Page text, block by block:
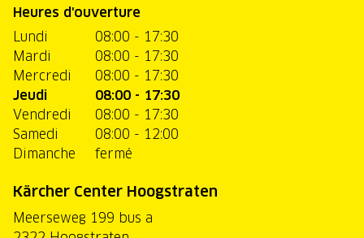
Heures d'ouverture
Lundi
08:00 - 17:30
Mardi
08:00 - 17:30
Mercredi
08:00 - 17:30
Jeudi
08:00 - 17:30
Vendredi
08:00 - 17:30
Samedi
08:00 - 12:00
Dimanche
fermé
Kärcher Center Hoogstraten
Meerseweg 199 bus a